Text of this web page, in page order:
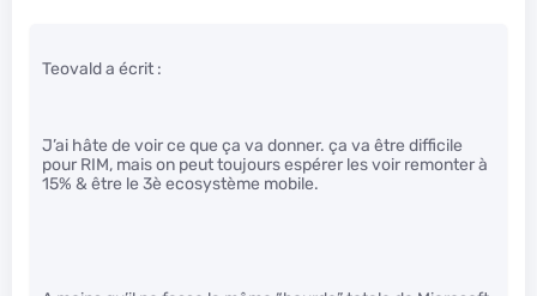
Teovald a écrit :
J’ai hâte de voir ce que ça va donner. ça va être difficile
pour RIM, mais on peut toujours espérer les voir remonter à
15% & être le 3è ecosystème mobile.